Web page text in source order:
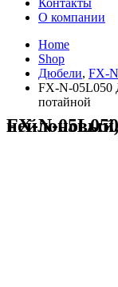
Контакты
О компании
Home
Shop
Дюбели, FX-N
FX-N-05L050
потайной
FX-N-05L050 Дюбель-